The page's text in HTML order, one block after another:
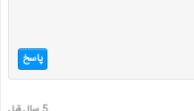
پاسخ